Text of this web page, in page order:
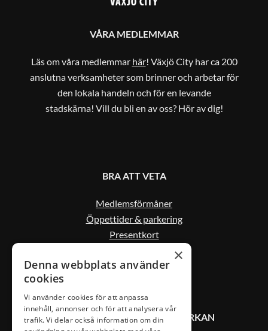
VÅRA MEDLEMMAR
Läs om våra medlemmar här! Växjö City har ca 200
anslutna verksamheter som brinner och arbetar för
den lokala handeln och för en levande
stadskärna! Vill du bli en av oss? Hör av dig!
BRA ATT VETA
Medlemsförmåner
Öppettider & parkering
Presentkort
KONTAKT VÄXJÖ CITYSAMVERKAN
×
Denna webbplats använder
cookies
Vi använder cookies för att anpassa
innehåll, annonser och för att analysera vår
trafik. Vi delar också information om din